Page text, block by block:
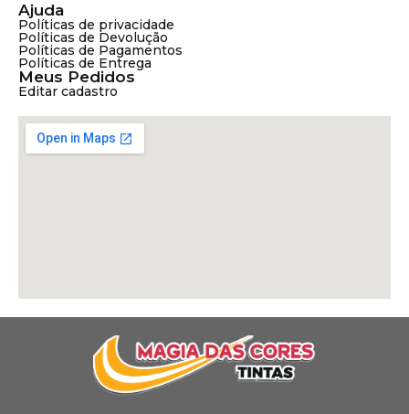
Ajuda
Políticas de privacidade
Políticas de Devolução
Políticas de Pagamentos
Políticas de Entrega
Meus Pedidos
Editar cadastro